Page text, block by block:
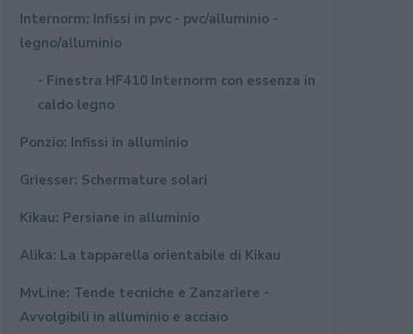
Internorm: Infissi in pvc - pvc/alluminio -
legno/alluminio
- Finestra HF410 Internorm con essenza in
caldo legno
Ponzio: Infissi in alluminio
Griesser: Schermature solari
Kikau: Persiane in alluminio
Alika: La tapparella orientabile di Kikau
MvLine: Tende tecniche e Zanzariere -
Avvolgibili in alluminio e acciaio